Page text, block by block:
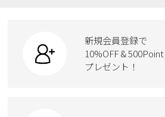
カジュアルシューズ
ワークシューズ
ローファー
スクール
ボディバッグ
ハンドバッグ
ケア用品
新規会員登録で
10%OFF & 500Point
プレゼント！